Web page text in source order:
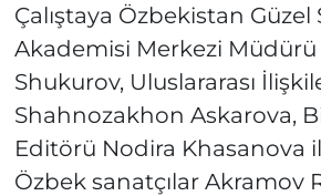
Çalıştaya Özbekistan Güzel
Akademisi Merkezi
Shukurov, Uluslararası
Shahnozakhon Askarova,
Editörü Nodira Khasanova
Özbek sanatçılar Akramov